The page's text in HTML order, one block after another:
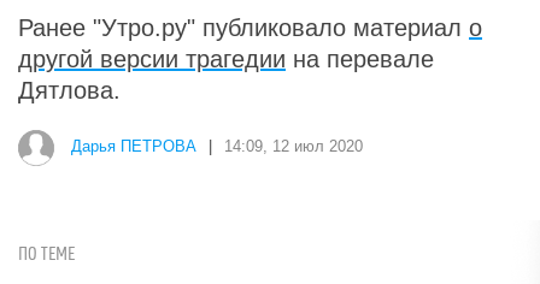
Ранее "Утро.ру" публиковало материал о
другой версии трагедии на перевале
Дятлова.
Дарья ПЕТРОВА 14:09, 12 июл 2020
ПО ТЕМЕ